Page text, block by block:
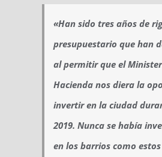
«Han sido tres años de
presupuestario que han
al permitir que el
Hacienda nos diera la
invertir en la ciudad
2019. Nunca se había
en los barrios como